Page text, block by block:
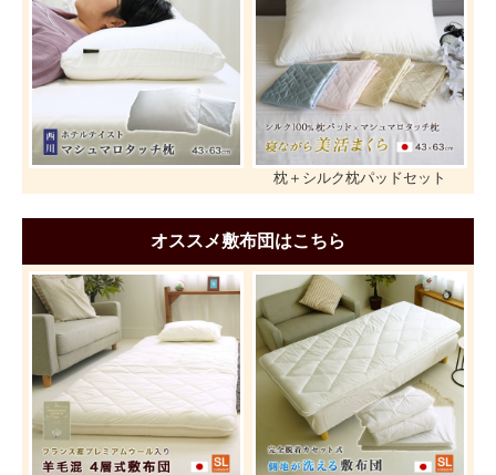
枕＋シルク枕パッドセット
オススメ敷布団はこちら